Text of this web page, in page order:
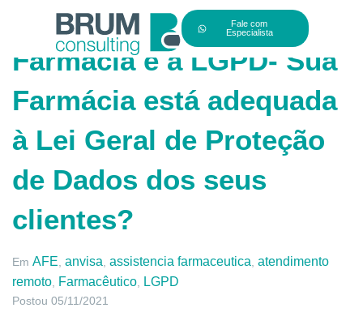
Fale com
Especialista
Farmácia e a LGPD- Sua
Farmácia está adequada
à Lei Geral de Proteção
de Dados dos seus
clientes?
Em AFE anvisa assistencia farmaceutica atendimento
remoto Farmacêutico LGPD
Postou 05/11/2021